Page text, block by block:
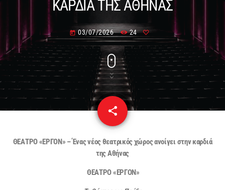
ΚΑΡΔΙΑ ΤΗΣ ΑΘΗΝΑΣ
today 03/07/2026 24
share
email
ΘΕΑΤΡΟ «ΕΡΓΟΝ» –Ένας νέος θεατρικός χώρος ανοίγει στην καρδιά
της Αθήνας
ΘΕΑΤΡΟ «ΕΡΓΟΝ»